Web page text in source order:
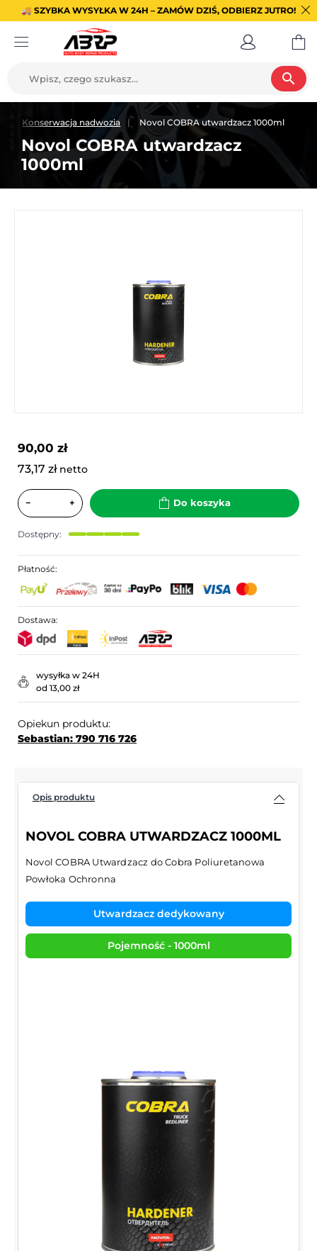
🚚 SZYBKA WYSYŁKA W 24H – ZAMÓW DZIŚ, ODBIERZ JUTRO!
search
Konserwacja nadwozia Novol COBRA utwardzacz 1000ml
Novol COBRA utwardzacz
1000ml
90,00 zł
73,17 zł netto
− + Do koszyka
Dostępny:
Płatność:
Dostawa:
wysyłka w 24H
od 13,00 zł
Opiekun produktu:
Sebastian: 790 716 726
Opis produktu
NOVOL COBRA UTWARDZACZ 1000ML
Novol COBRA Utwardzacz do Cobra Poliuretanowa
Powłoka Ochronna
Utwardzacz dedykowany
Pojemność - 1000ml